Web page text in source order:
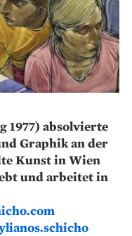
1977) absolvierte
Graphik an der
Kunst in Wien
und arbeitet in